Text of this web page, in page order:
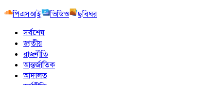
পিএসআই
ভিডিও
ছবিঘর
সর্বশেষ
জাতীয়
রাজনীতি
আন্তর্জাতিক
আদালত